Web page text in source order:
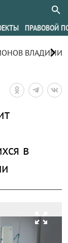
ПРАВОВОЙ
ВЛАДИМИР
chevron_right
в
zoom_out_map